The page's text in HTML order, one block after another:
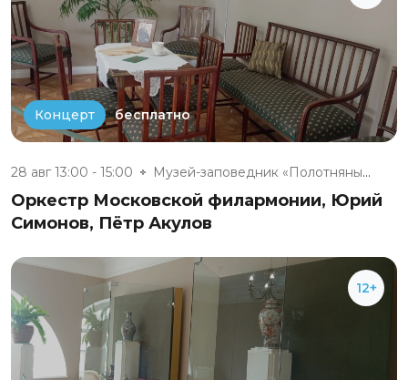
Концерт бесплатно
28 авг 13:00 - 15:00 Музей-заповедник «Полотняный З...
Оркестр Московской филармонии, Юрий
Симонов, Пётр Акулов
12+